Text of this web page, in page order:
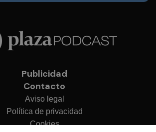
Publicidad
Contacto
Aviso legal
Política de privacidad
Cookies